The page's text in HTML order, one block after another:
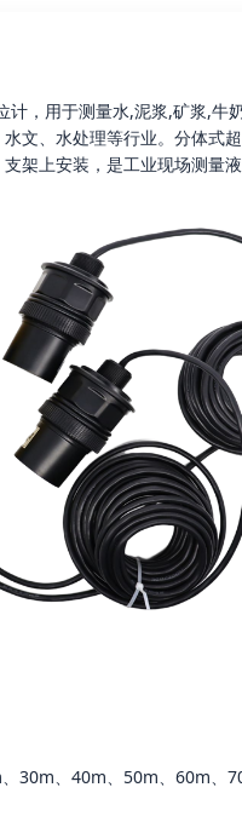
计，用于测量水,泥浆,矿浆,牛
文、水处理等行业。分体式
架上安装，是工业现场测量
30m、40m、50m、60m、